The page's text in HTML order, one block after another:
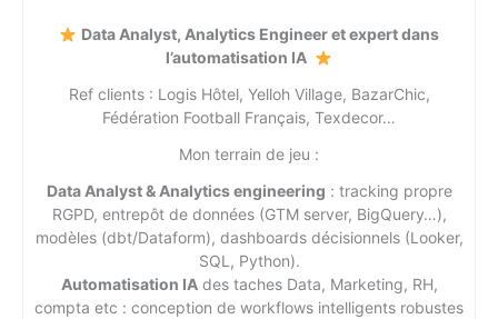
Data Analyst, Analytics Engineer et expert dans
l’automatisation IA
Ref clients : Logis Hôtel, Yelloh Village, BazarChic,
Fédération Football Français, Texdecor…
Mon terrain de jeu :
Data Analyst & Analytics engineering : tracking propre
RGPD, entrepôt de données (GTM server, BigQuery…),
modèles (dbt/Dataform), dashboards décisionnels (Looker,
SQL, Python).
Automatisation IAdes taches Data, Marketing, RH,
compta etc : conception de workflows intelligents robustes